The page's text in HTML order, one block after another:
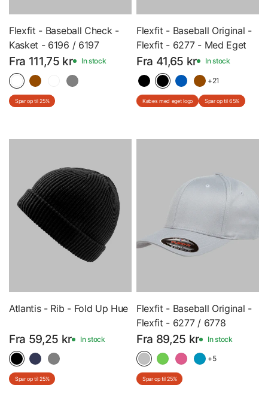
Flexfit - Baseball Check -
Kasket - 6196 / 6197
Fra 111,75 kr In stock
Spar op til 25%
Flexfit - Baseball Original -
Flexfit - 6277 - Med Eget
Logo
Fra 41,65 kr In stock
+21
Købes med eget logo Spar op til 65%
Atlantis - Rib - Fold Up Hue
Fra 59,25 kr In stock
Spar op til 25%
Flexfit - Baseball Original -
Flexfit - 6277 / 6778
Fra 89,25 kr In stock
+5
Spar op til 25%